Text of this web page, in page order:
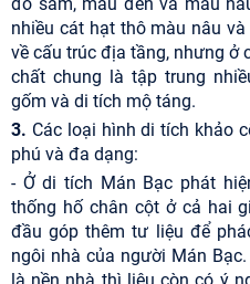
nhiều cát hạt thô màu nâu
về cấu trúc địa tầng, nhưng ở
chất chung là tập trung
gốm và di tích mộ táng.
3. Các loại hình di tích khảo
phú và đa dạng:
- Ở di tích Mán Bạc phát
thống hố chân cột ở cả hai
đầu góp thêm tư liệu để
ngôi nhà của người Mán